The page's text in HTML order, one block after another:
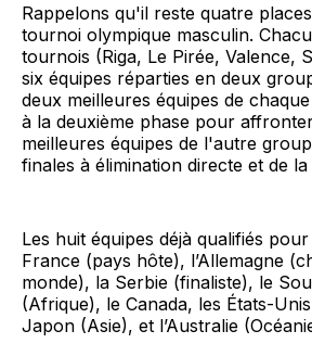
Rappelons qu'il reste quatre
tournoi olympique masculin.
tournois (Riga, Le Pirée, Valence,
six équipes réparties en deux
deux meilleures équipes de
à la deuxième phase pour
meilleures équipes de l'autre
finales à élimination directe et de la
Les huit équipes déjà qualifiés
France (pays hôte), l’Allemagne
monde), la Serbie (finaliste), le
(Afrique), le Canada, les États-
Japon (Asie), et l’Australie